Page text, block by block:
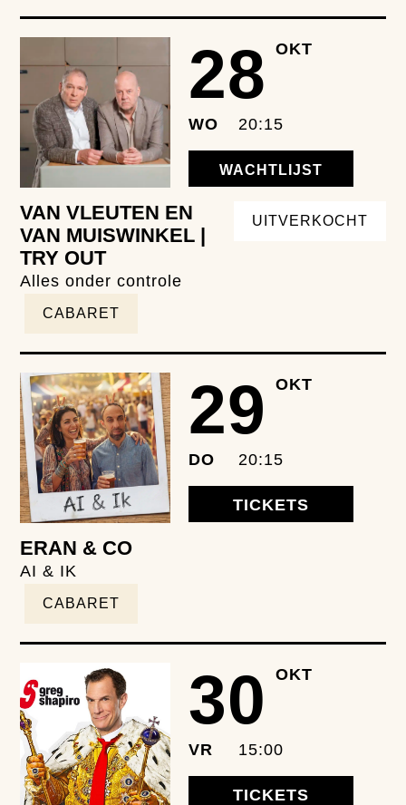
28 OKT
WO 20:15
WACHTLIJST
VAN VLEUTEN EN
VAN MUISWINKEL |
TRY OUT
Alles onder controle
UITVERKOCHT
CABARET
29 OKT
DO 20:15
TICKETS
ERAN & CO
AI & IK
CABARET
30 OKT
VR 15:00
TICKETS